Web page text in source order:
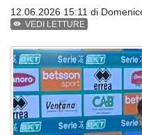
12.06.2026 15:11 di
VEDI LETTURE